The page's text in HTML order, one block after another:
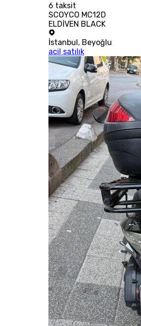
6 taksit
SCOYCO MC12D
ELDİVEN BLACK
İstanbul, Beyoğlu
acil satılık